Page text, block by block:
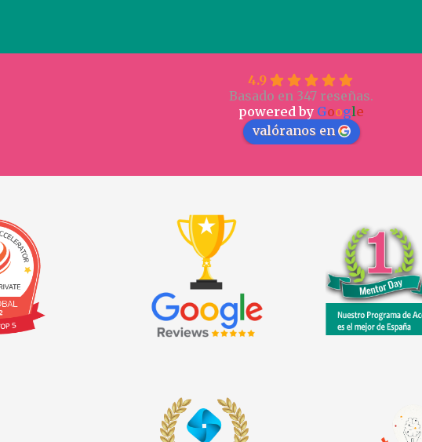
4.9
Basado en 347 reseñas.
powered by Google
valóranos en